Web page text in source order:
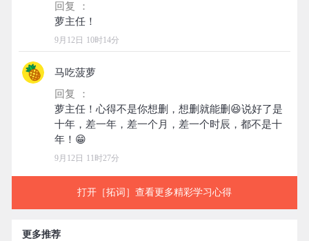
回复 ：
9月12日 10时14分
马吃菠萝
回复 ：
萝主任！心得不是你想删，想删就能删😆说好了是
十年，差一年，差一个月，差一个时辰，都不是十
9月12日 11时27分
打开［拓词］查看更多精彩学习心得
更多推荐